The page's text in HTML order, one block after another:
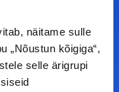
näitame sulle
„Nõustun kõigiga“,
selle ärigrupi
vajaliku, et olla